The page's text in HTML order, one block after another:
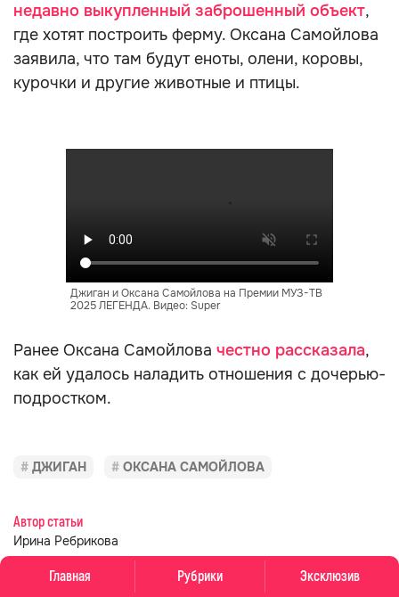
Главная Рубрики Эксклюзив
недавно выкупленный заброшенный объект,
где хотят построить ферму. Оксана Самойлова
заявила, что там будут еноты, олени, коровы,
курочки и другие животные и птицы.
Джиган и Оксана Самойлова на Премии МУЗ-ТВ
2025 ЛЕГЕНДА. Видео: Super
Ранее Оксана Самойлова честно рассказала,
как ей удалось наладить отношения с дочерью-
подростком.
ДЖИГАН ОКСАНА САМОЙЛОВА
Автор статьи
Ирина Ребрикова
Ссылка